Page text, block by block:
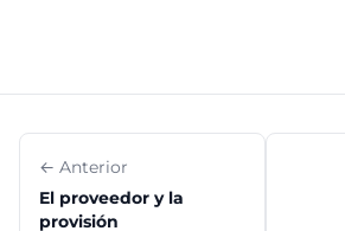
← Anterior
El proveedor y la
provisión